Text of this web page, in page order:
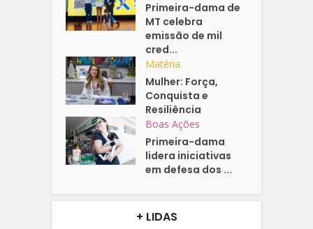
Primeira-dama de
MT celebra
emissão de mil
cred...
Matéria
Mulher: Força,
Conquista e
Resiliência
Boas Ações
Primeira-dama
lidera iniciativas
em defesa dos ...
+ LIDAS